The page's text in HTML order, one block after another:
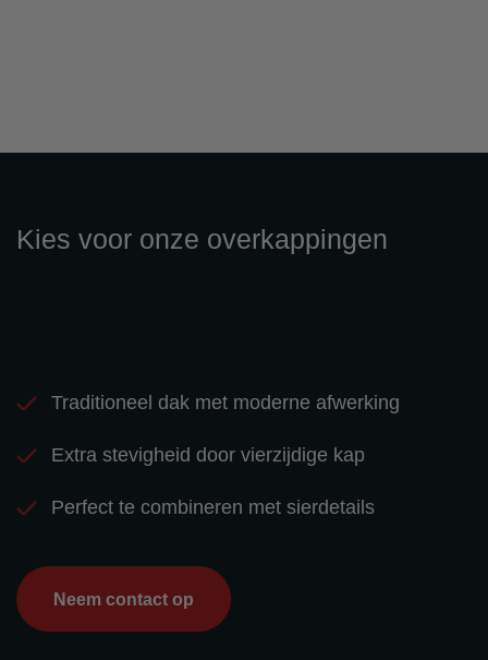
Kies voor onze overkappingen
Traditioneel dak met moderne afwerking
Extra stevigheid door vierzijdige kap
Perfect te combineren met sierdetails
Neem contact op